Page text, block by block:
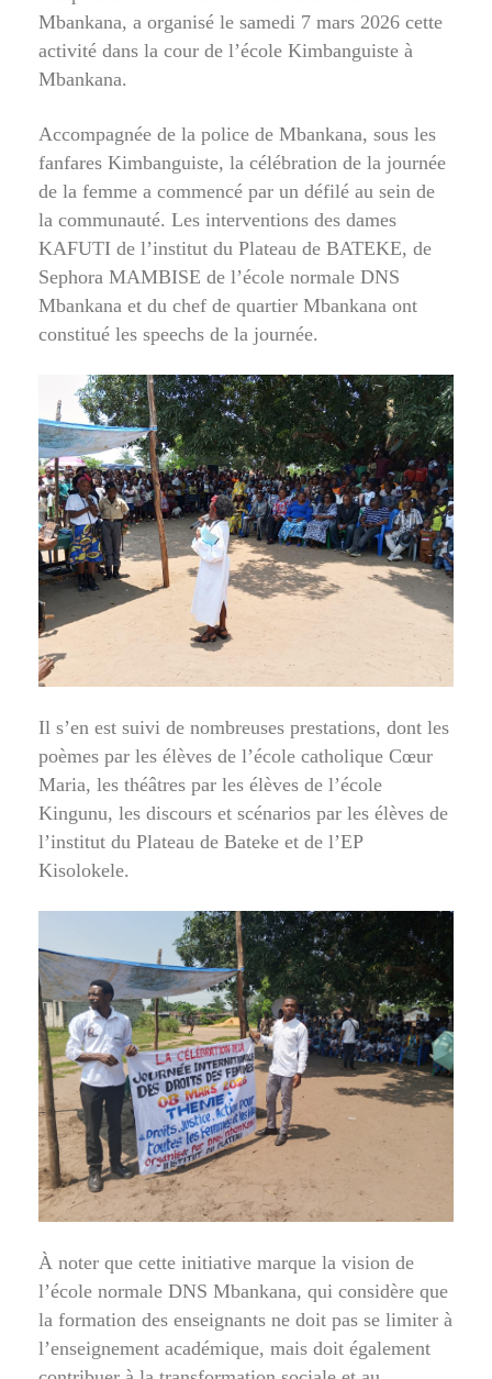
Mbankana, a organisé le samedi 7 mars 2026 cette
activité dans la cour de l’école Kimbanguiste à
Mbankana.
Accompagnée de la police de Mbankana, sous les
fanfares Kimbanguiste, la célébration de la journée
de la femme a commencé par un défilé au sein de
la communauté. Les interventions des dames
KAFUTI de l’institut du Plateau de BATEKE, de
Sephora MAMBISE de l’école normale DNS
Mbankana et du chef de quartier Mbankana ont
constitué les speechs de la journée.
Il s’en est suivi de nombreuses prestations, dont les
poèmes par les élèves de l’école catholique Cœur
Maria, les théâtres par les élèves de l’école
Kingunu, les discours et scénarios par les élèves de
l’institut du Plateau de Bateke et de l’EP
Kisolokele.
À noter que cette initiative marque la vision de
l’école normale DNS Mbankana, qui considère que
la formation des enseignants ne doit pas se limiter à
l’enseignement académique, mais doit également